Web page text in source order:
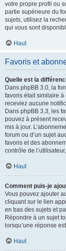
votre propre profil ou
partie supérieure du
sujets, utilisez la
qui vous sont
Haut
Favoris et
Quelle est la
Dans phpBB 3.0, la
favoris était similaire
receviez aucune
Dans phpBB 3.3, les
pouvez à présent
mis à jour.
forum ou d’un sujet
favoris et des
contrôle de
Haut
Comment puis-je
Vous pouvez ajouter
cliquant sur le lien
en bas des sujets et
Répondre à un sujet
lorsqu’une réponse
Haut